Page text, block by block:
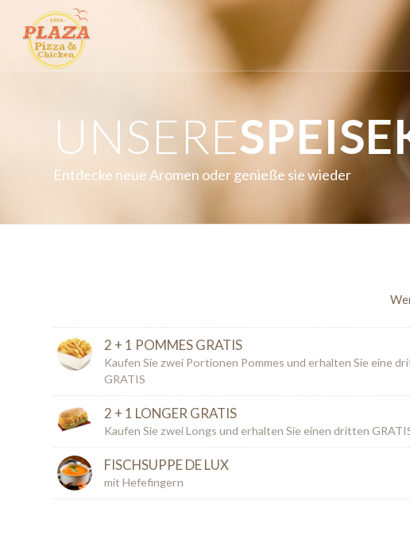
UNSERE
Entdecke neue Aromen oder genieße sie wieder
2 + 1 POMMES GRATIS
Kaufen Sie zwei Portionen Pommes und erhalten Sie eine
GRATIS
2 + 1 LONGER GRATIS
Kaufen Sie zwei Longs und erhalten Sie einen dritten
FISCHSUPPE DE LUX
mit Hefefingern